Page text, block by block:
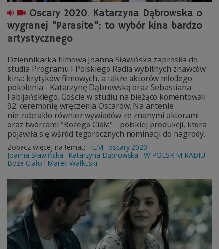
Oscary 2020. Katarzyna Dąbrowska o
wygranej "Parasite": to wybór kina bardzo
artystycznego
Dziennikarka filmowa Joanna Sławińska zaprosiła do
studia Programu I Polskiego Radia wybitnych znawców
kina: krytyków filmowych, a także aktorów młodego
pokolenia - Katarzynę Dąbrowską oraz Sebastiana
Fabijańskiego. Goście w studiu na bieżąco komentowali
92. ceremonię wręczenia Oscarów. Na antenie
nie zabrakło również wywiadów ze znanymi aktorami
oraz twórcami "Bożego Ciała" - polskiej produkcji, która
pojawiła się wśród tegorocznych nominacji do nagrody.
Zobacz więcej na temat: FILM
oscary 2020
Joanna Sławińska
Katarzyna Dąbrowska
W POLSKIM RADIU
Boże Ciało
Marek Wałkuski